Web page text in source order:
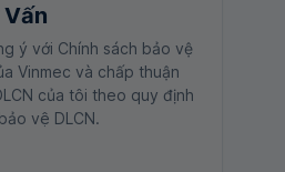
ý với Chính sách bảo vệ
Vinmec và chấp thuận
của tôi theo quy định
vệ DLCN.